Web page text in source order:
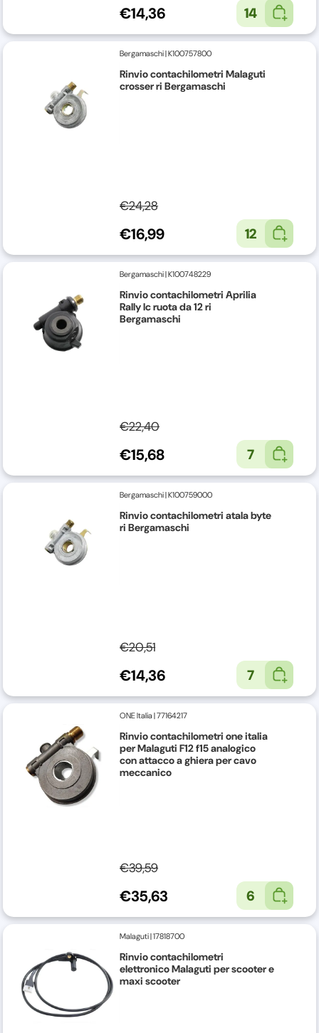
€14,36 14
Bergamaschi|K100757800
Rinvio contachilometri Malaguti
crosser ri Bergamaschi
€24,28
€16,99 12
Bergamaschi|K100748229
Rinvio contachilometri Aprilia
Rally lc ruota da 12 ri
Bergamaschi
€22,40
€15,68 7
Bergamaschi|K100759000
Rinvio contachilometri atala byte
ri Bergamaschi
€20,51
€14,36 7
ONE Italia|77164217
Rinvio contachilometri one italia
per Malaguti F12 f15 analogico
con attacco a ghiera per cavo
meccanico
€39,59
€35,63 6
Malaguti|17818700
Rinvio contachilometri
elettronico Malaguti per scooter e
maxi scooter